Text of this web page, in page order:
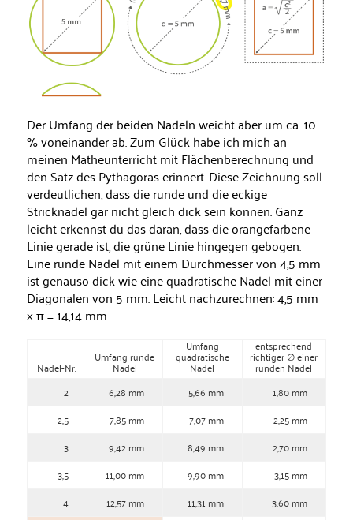
Der Umfang der beiden Nadeln weicht aber um ca. 10
% voneinander ab. Zum Glück habe ich mich an
meinen Matheunterricht mit Flächenberechnung und
den Satz des Pythagoras erinnert. Diese Zeichnung soll
verdeutlichen, dass die runde und die eckige
Stricknadel gar nicht gleich dick sein können. Ganz
leicht erkennst du das daran, dass die orangefarbene
Linie gerade ist, die grüne Linie hingegen gebogen.
Eine runde Nadel mit einem Durchmesser von 4,5 mm
ist genauso dick wie eine quadratische Nadel mit einer
Diagonalen von 5 mm. Leicht nachzurechnen: 4,5 mm
× π = 14,14 mm.
Nadel-Nr.
Umfang runde
Nadel
Umfang
quadratische
Nadel
entsprechend
richtiger ∅ einer
runden Nadel
2
6,28 mm 5,66 mm
1,80 mm
2,5
7,85 mm 7,07 mm
2,25 mm
3
9,42 mm 8,49 mm
2,70 mm
3,5
11,00 mm 9,90 mm
3,15 mm
4
12,57 mm 11,31 mm
3,60 mm